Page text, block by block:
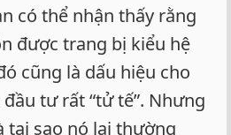
có thể nhận thấy rằng
được trang bị kiểu hệ
cũng là dấu hiệu cho
tư rất “tử tế”. Nhưng
tại sao nó lại thường